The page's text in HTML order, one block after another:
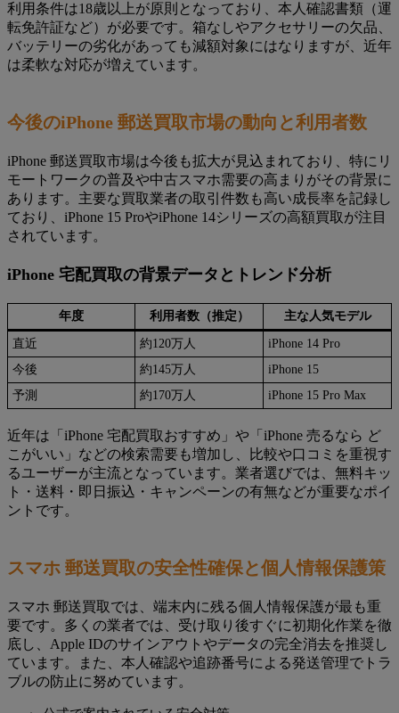
利用条件は18歳以上が原則となっており、本人確認書類（運
転免許証など）が必要です。箱なしやアクセサリーの欠品、
バッテリーの劣化があっても減額対象にはなりますが、近年
は柔軟な対応が増えています。
今後のiPhone 郵送買取市場の動向と利用者数
iPhone 郵送買取市場は今後も拡大が見込まれており、特にリ
モートワークの普及や中古スマホ需要の高まりがその背景に
あります。主要な買取業者の取引件数も高い成長率を記録し
ており、iPhone 15 ProやiPhone 14シリーズの高額買取が注目
されています。
iPhone 宅配買取の背景データとトレンド分析
年度 利用者数（推定） 主な人気モデル
直近 約120万人
iPhone 14 Pro
今後
約145万人
iPhone 15
予測
約170万人 iPhone 15 Pro Max
近年は「iPhone 宅配買取おすすめ」や「iPhone 売るなら ど
こがいい」などの検索需要も増加し、比較や口コミを重視す
るユーザーが主流となっています。業者選びでは、無料キッ
ト・送料・即日振込・キャンペーンの有無などが重要なポイ
ントです。
スマホ 郵送買取の安全性確保と個人情報保護策
スマホ 郵送買取では、端末内に残る個人情報保護が最も重
要です。多くの業者では、受け取り後すぐに初期化作業を徹
底し、Apple IDのサインアウトやデータの完全消去を推奨し
ています。また、本人確認や追跡番号による発送管理でトラ
ブルの防止に努めています。